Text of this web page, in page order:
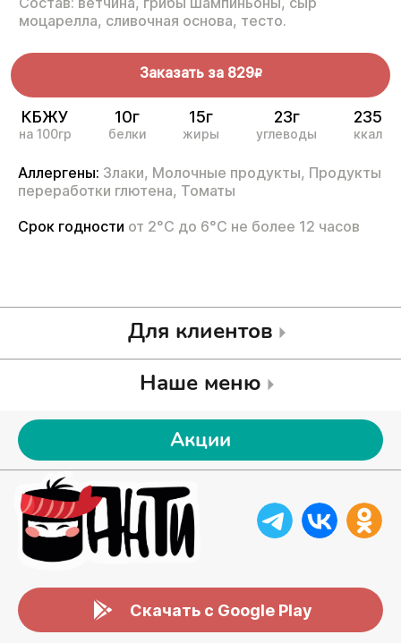
моцарелла, сливочная основа, тесто.
Заказать за 829R
КБЖУ
на 100гр
10г
белки
15г
жиры
23г
углеводы
235
ккал
Аллергены: Злаки, Молочные продукты, Продукты
переработки глютена, Томаты
Срок годности от 2°С до 6°С не более 12 часов
Для клиентов
Наше меню
Акции
Скачать с Google Play